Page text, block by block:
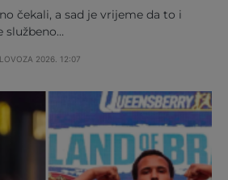
čekali, a sad je vrijeme da to i
službeno…
2026. 12:07